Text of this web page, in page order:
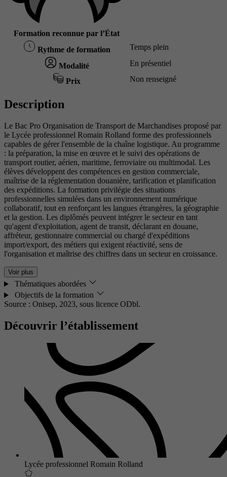
Formation reconnue par l’État
Rythme de formation Temps plein
Modalité En présentiel
Prix Non renseigné
Description
Le Bac Pro Organisation de Transport de Marchandises proposé par
le Lycée professionnel Romain Rolland forme des professionnels
capables de gérer l'ensemble de la chaîne logistique. Au programme
: la préparation, la mise en œuvre et le suivi des opérations de
transport routier, aérien, maritime, ferroviaire ou multimodal. Les
élèves développent des compétences en gestion commerciale,
maîtrise de la réglementation douanière, tarification et planification
des expéditions. La formation privilégie des situations
professionnelles simulées dans un environnement numérique
collaboratif, tout en renforçant les langues étrangères, la géographie
et la gestion. Les diplômés peuvent intégrer le secteur en tant
qu'agent d'exploitation, agent de transit, déclarant en douane,
affréteur, gestionnaire commercial ou chargé d'expéditions
import/export, des métiers qui exigent réactivité, sens de
l'organisation et maîtrise des chiffres dans un secteur en croissance.
Voir plus
Thématiques abordées
Objectifs de la formation
Source : Onisep, 2023, sous licence ODbl.
Découvrir l’établissement
Lycée professionnel Romain Rolland